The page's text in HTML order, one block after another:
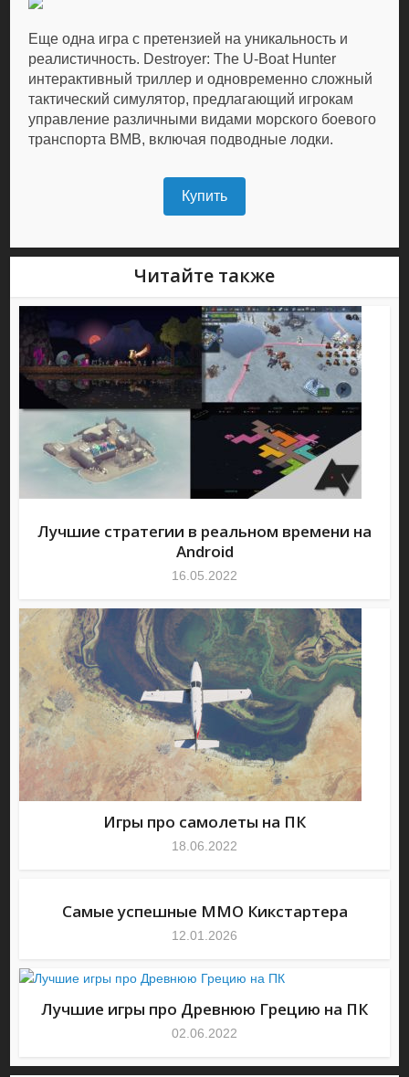
Еще одна игра с претензией на уникальность и
реалистичность. Destroyer: The U-Boat Hunter
интерактивный триллер и одновременно сложный
тактический симулятор, предлагающий игрокам
управление различными видами морского боевого
транспорта ВМВ, включая подводные лодки.
Купить
Читайте также
Лучшие стратегии в реальном времени на
Android
16.05.2022
Игры про самолеты на ПК
18.06.2022
Самые успешные MMO Кикстартера
12.01.2026
Лучшие игры про Древнюю Грецию на ПК
02.06.2022